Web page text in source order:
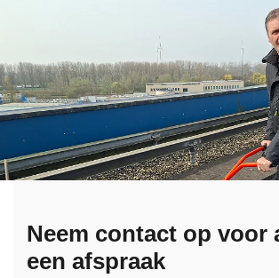
Neem contact op voor
een afspraak